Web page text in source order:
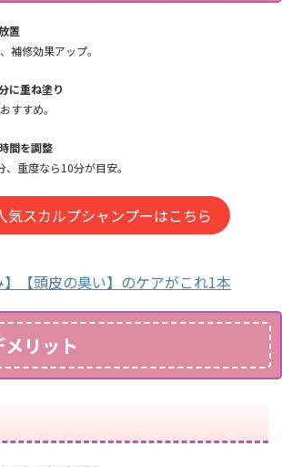
置
補修効果アップ。
に重ね塗り
すすめ。
間を調整
重度なら10分が目安。
気スカルプシャンプーはこちら
】【頭皮の臭い】のケアがこれ1本
リット